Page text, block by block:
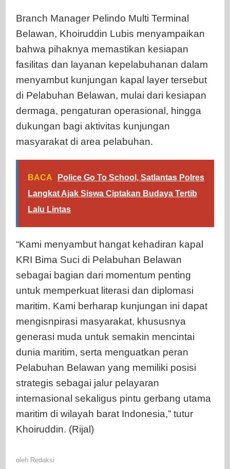
Branch Manager Pelindo Multi Terminal
Belawan, Khoiruddin Lubis menyampaikan
bahwa pihaknya memastikan kesiapan
fasilitas dan layanan kepelabuhanan dalam
menyambut kunjungan kapal layer tersebut
di Pelabuhan Belawan, mulai dari kesiapan
dermaga, pengaturan operasional, hingga
dukungan bagi aktivitas kunjungan
masyarakat di area pelabuhan.
BACA
Police Go To School, Satlantas Polres
Langkat Ajak Siswa Ciptakan Budaya Tertib
Lalu Lintas
“Kami menyambut hangat kehadiran kapal
KRI Bima Suci di Pelabuhan Belawan
sebagai bagian dari momentum penting
untuk memperkuat literasi dan diplomasi
maritim. Kami berharap kunjungan ini dapat
mengisnpirasi masyarakat, khususnya
generasi muda untuk semakin mencintai
dunia maritim, serta menguatkan peran
Pelabuhan Belawan yang memiliki posisi
strategis sebagai jalur pelayaran
internasional sekaligus pintu gerbang utama
maritim di wilayah barat Indonesia,” tutur
Khoiruddin. (Rijal)
oleh Redaksi